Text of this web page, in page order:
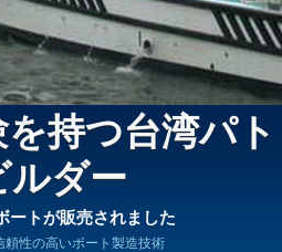
を持つ台湾パ
ルダー
ートが販売されました
性の高いボート製造技術